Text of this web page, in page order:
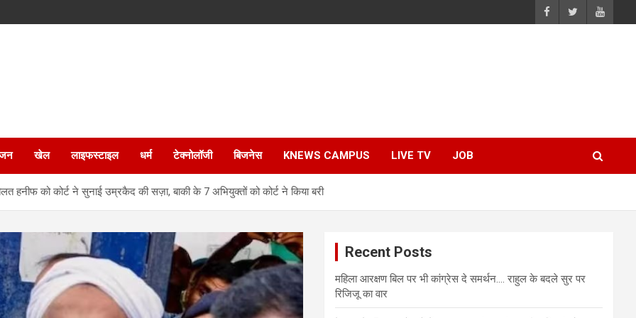
खेल लाइफस्टाइल धर्म टेक्नोलॉजी बिजनेस KNEWS CAMPUS LIVE TV JOB
को कोर्ट ने सुनाई उम्रकैद की सज़ा, बाकी के 7 अभियुक्तों को कोर्ट ने किया बरी
Recent Posts
महिला आरक्षण बिल पर भी कांग्रेस दे समर्थन…. राहुल के बदले सुर पर
रिजिजू का वार